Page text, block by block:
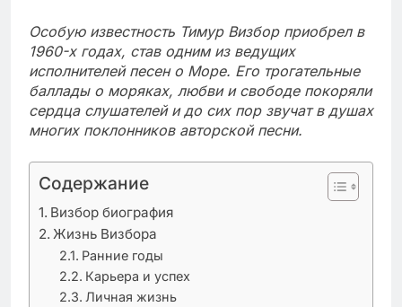
Особую известность Тимур Визбор приобрел в
1960-х годах, став одним из ведущих
исполнителей песен о Море. Его трогательные
баллады о моряках, любви и свободе покоряли
сердца слушателей и до сих пор звучат в душах
многих поклонников авторской песни.
Содержание
Визбор биография
Жизнь Визбора
Ранние годы
Карьера и успех
Личная жизнь